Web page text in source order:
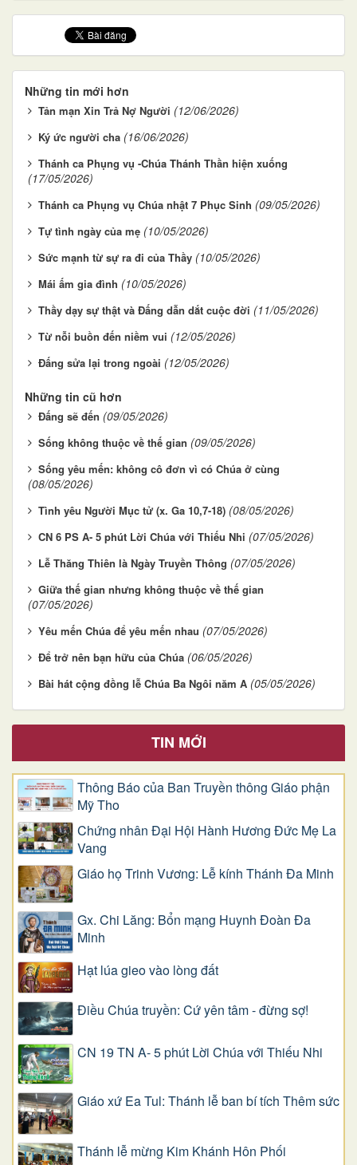
Những tin mới hơn
Tản mạn Xin Trả Nợ Người (12/06/2026)
Ký ức người cha (16/06/2026)
Thánh ca Phụng vụ -Chúa Thánh Thần hiện xuống
(17/05/2026)
Thánh ca Phụng vụ Chúa nhật 7 Phục Sinh (09/05/2026)
Tự tình ngày của mẹ (10/05/2026)
Sức mạnh từ sự ra đi của Thầy (10/05/2026)
Mái ấm gia đình (10/05/2026)
Thầy dạy sự thật và Đấng dẫn dắt cuộc đời (11/05/2026)
Từ nỗi buồn đến niềm vui (12/05/2026)
Đấng sửa lại trong ngoài (12/05/2026)
Những tin cũ hơn
Đấng sẽ đến (09/05/2026)
Sống không thuộc về thế gian (09/05/2026)
Sống yêu mến: không cô đơn vì có Chúa ở cùng
(08/05/2026)
Tình yêu Người Mục tử (x. Ga 10,7-18) (08/05/2026)
CN 6 PS A- 5 phút Lời Chúa với Thiếu Nhi (07/05/2026)
Lễ Thăng Thiên là Ngày Truyền Thông (07/05/2026)
Giữa thế gian nhưng không thuộc về thế gian
(07/05/2026)
Yêu mến Chúa để yêu mến nhau (07/05/2026)
Để trở nên bạn hữu của Chúa (06/05/2026)
Bài hát cộng đồng lễ Chúa Ba Ngôi năm A (05/05/2026)
TIN MỚI
Thông Báo của Ban Truyền thông Giáo phận
Mỹ Tho
Chứng nhân Đại Hội Hành Hương Đức Mẹ La
Vang
Giáo họ Trinh Vương: Lễ kính Thánh Đa Minh
Gx. Chi Lăng: Bổn mạng Huynh Đoàn Đa
Minh
Hạt lúa gieo vào lòng đất
Điều Chúa truyền: Cứ yên tâm - đừng sợ!
CN 19 TN A- 5 phút Lời Chúa với Thiếu Nhi
Giáo xứ Ea Tul: Thánh lễ ban bí tích Thêm sức
Thánh lễ mừng Kim Khánh Hôn Phối